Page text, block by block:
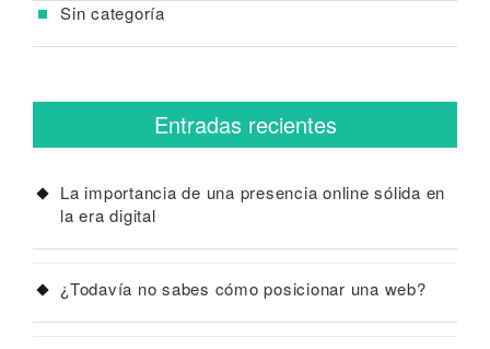
Sin categoría
Entradas recientes
La importancia de una presencia online sólida en
la era digital
¿Todavía no sabes cómo posicionar una web?